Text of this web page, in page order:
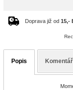
Doprava již od 15,-
Popis